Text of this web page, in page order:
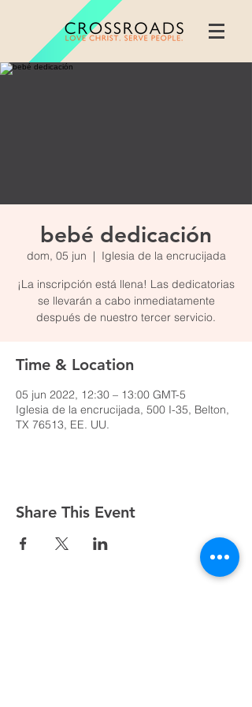
bebé dedicación
dom, 05 jun
  |
Iglesia de la encrucijada
¡La inscripción está llena! Las dedicatorias
se llevarán a cabo inmediatamente
después de nuestro tercer servicio.
Time & Location
05 jun 2022, 12:30 – 13:00 GMT-5
Iglesia de la encrucijada, 500 I-35, Belton,
TX 76513, EE. UU.
Share This Event